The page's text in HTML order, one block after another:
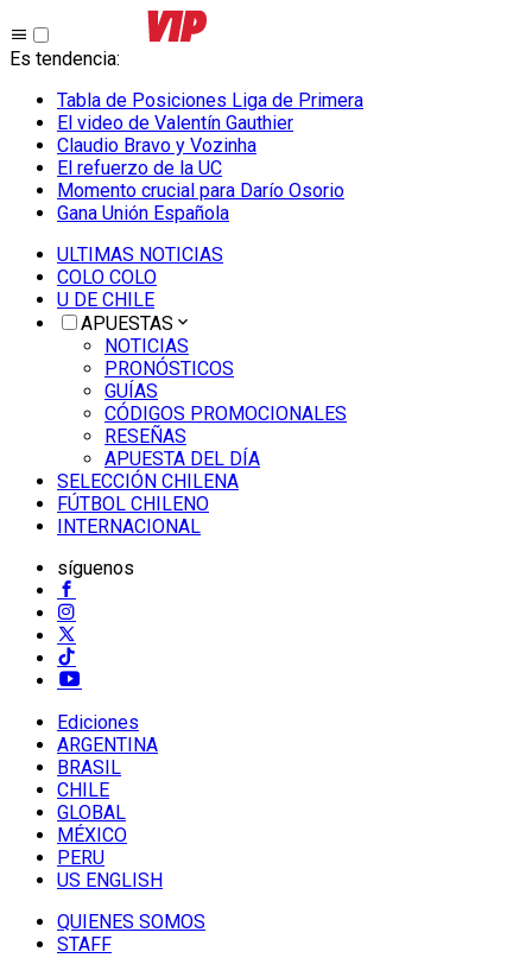
Es tendencia:
Tabla de Posiciones Liga de Primera
El video de Valentín Gauthier
Claudio Bravo y Vozinha
El refuerzo de la UC
Momento crucial para Darío Osorio
Gana Unión Española
ULTIMAS NOTICIAS
COLO COLO
U DE CHILE
APUESTAS
NOTICIAS
PRONÓSTICOS
GUÍAS
CÓDIGOS PROMOCIONALES
RESEÑAS
APUESTA DEL DÍA
SELECCIÓN CHILENA
FÚTBOL CHILENO
INTERNACIONAL
síguenos
Ediciones
ARGENTINA
BRASIL
CHILE
GLOBAL
MÉXICO
PERU
US ENGLISH
QUIENES SOMOS
STAFF